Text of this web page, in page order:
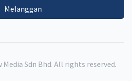
Melanggan
Media Sdn Bhd. All rights reserved.